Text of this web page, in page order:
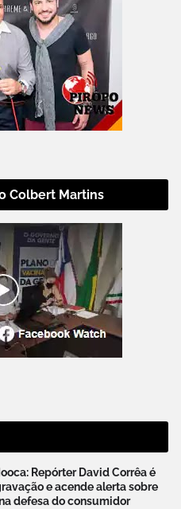
Colbert Martins
Repórter David Corrêa é
e acende alerta sobre
defesa do consumidor